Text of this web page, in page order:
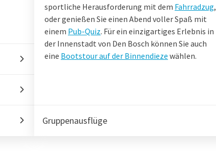
sportliche Herausforderung mit dem Fahrradzug,
oder genießen Sie einen Abend voller Spaß mit
einem Pub-Quiz. Für ein einzigartiges Erlebnis in
der Innenstadt von Den Bosch können Sie auch
eine Bootstour auf der Binnendieze wählen.
Gruppenausflüge